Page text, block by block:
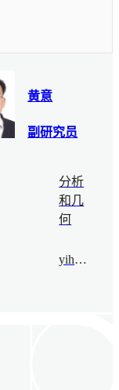
黄意
副研究员
分析
和几
何
yihuang@bimsa.cn